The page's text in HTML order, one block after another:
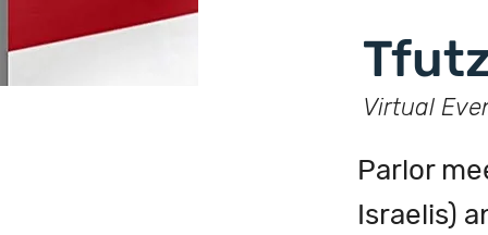
Virtual
Parlor
Israelis)